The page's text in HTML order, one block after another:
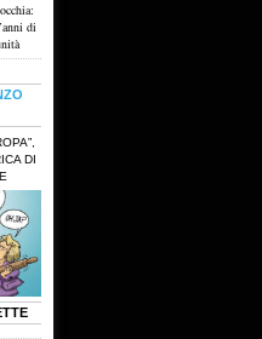
di
DI